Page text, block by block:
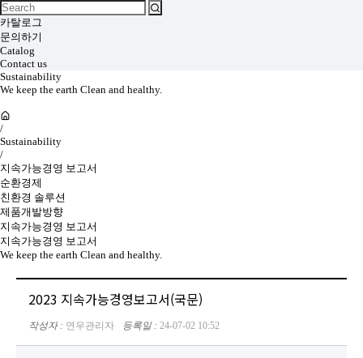
카탈로그
문의하기
Catalog
Contact us
Sustainability
We keep the earth Clean and healthy.
/
Sustainability
/
지속가능경영 보고서
순환경제
친환경 솔루션
제품개발방향
지속가능경영 보고서
지속가능경영 보고서
We keep the earth Clean and healthy.
2023 지속가능경영보고서(국문)
작성자 : 연우관리자 등록일 : 24-07-02 10:52